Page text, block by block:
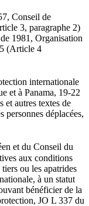
Conseil de
3, paragraphe 2)
1981, Organisation
(Article 4
internationale
et à Panama, 19-22
autres textes de
personnes déplacées,
et du Conseil du
aux conditions
ou les apatrides
à un statut
bénéficier de la
JO L 337 du